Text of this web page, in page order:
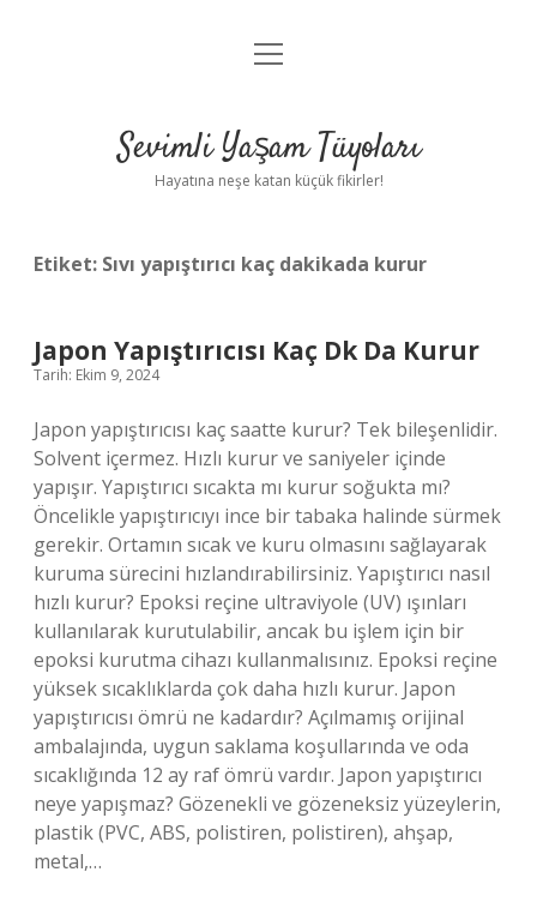
Anasayfa
Yasal Uyarı
menüyü
Sevimli Yaşam Tüyoları
Hayatına neşe katan küçük fikirler!
Etiket: Sıvı yapıştırıcı kaç dakikada kurur
Japon Yapıştırıcısı Kaç Dk Da Kurur
Tarih: Ekim 9, 2024
Japon yapıştırıcısı kaç saatte kurur? Tek bileşenlidir.
Solvent içermez. Hızlı kurur ve saniyeler içinde
yapışır. Yapıştırıcı sıcakta mı kurur soğukta mı?
Öncelikle yapıştırıcıyı ince bir tabaka halinde sürmek
gerekir. Ortamın sıcak ve kuru olmasını sağlayarak
kuruma sürecini hızlandırabilirsiniz. Yapıştırıcı nasıl
hızlı kurur? Epoksi reçine ultraviyole (UV) ışınları
kullanılarak kurutulabilir, ancak bu işlem için bir
epoksi kurutma cihazı kullanmalısınız. Epoksi reçine
yüksek sıcaklıklarda çok daha hızlı kurur. Japon
yapıştırıcısı ömrü ne kadardır? Açılmamış orijinal
ambalajında, uygun saklama koşullarında ve oda
sıcaklığında 12 ay raf ömrü vardır. Japon yapıştırıcı
neye yapışmaz? Gözenekli ve gözeneksiz yüzeylerin,
plastik (PVC, ABS, polistiren, polistiren), ahşap,
metal,…